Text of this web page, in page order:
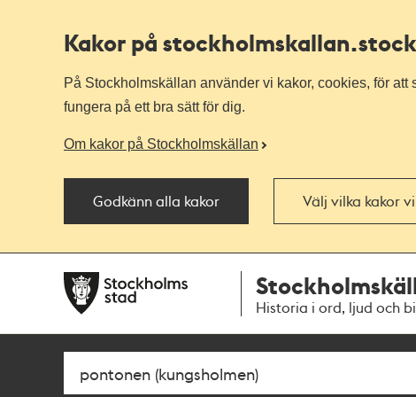
Kakor på stockholmskallan
På Stockholmskällan använder vi kakor, cookies, för
fungera på ett bra sätt för dig.
Om kakor på Stockholmskällan
Godkänn alla kakor Välj vilka kakor
navigationen
huvudinnehållet
Historia i ord, ljud och
Sök